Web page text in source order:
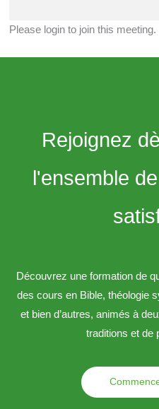
Please login to join this meeting.
Rejoignez
l'ensemble
Découvrez une formation de
des cours en Bible, théologie
et bien d’autres, animés à
traditions et de